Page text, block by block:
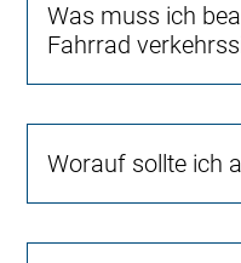
Was muss ich
Fahrrad
Worauf sollte ich